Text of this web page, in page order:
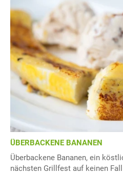
ÜBERBACKENE BANANEN
Überbackene Bananen, ein
nächsten Grillfest auf keinen